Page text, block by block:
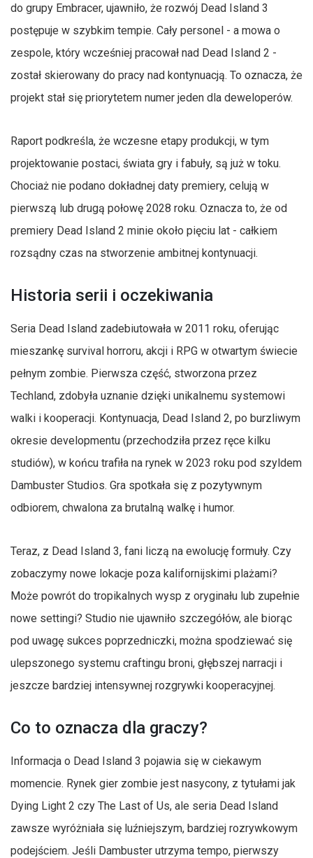
do grupy Embracer, ujawniło, że rozwój Dead Island 3
postępuje w szybkim tempie. Cały personel - a mowa o
zespole, który wcześniej pracował nad Dead Island 2 -
został skierowany do pracy nad kontynuacją. To oznacza, że
projekt stał się priorytetem numer jeden dla deweloperów.
Raport podkreśla, że wczesne etapy produkcji, w tym
projektowanie postaci, świata gry i fabuły, są już w toku.
Chociaż nie podano dokładnej daty premiery, celują w
pierwszą lub drugą połowę 2028 roku. Oznacza to, że od
premiery Dead Island 2 minie około pięciu lat - całkiem
rozsądny czas na stworzenie ambitnej kontynuacji.
Historia serii i oczekiwania
Seria Dead Island zadebiutowała w 2011 roku, oferując
mieszankę survival horroru, akcji i RPG w otwartym świecie
pełnym zombie. Pierwsza część, stworzona przez
Techland, zdobyła uznanie dzięki unikalnemu systemowi
walki i kooperacji. Kontynuacja, Dead Island 2, po burzliwym
okresie developmentu (przechodziła przez ręce kilku
studiów), w końcu trafiła na rynek w 2023 roku pod szyldem
Dambuster Studios. Gra spotkała się z pozytywnym
odbiorem, chwalona za brutalną walkę i humor.
Teraz, z Dead Island 3, fani liczą na ewolucję formuły. Czy
zobaczymy nowe lokacje poza kalifornijskimi plażami?
Może powrót do tropikalnych wysp z oryginału lub zupełnie
nowe settingi? Studio nie ujawniło szczegółów, ale biorąc
pod uwagę sukces poprzedniczki, można spodziewać się
ulepszonego systemu craftingu broni, głębszej narracji i
jeszcze bardziej intensywnej rozgrywki kooperacyjnej.
Co to oznacza dla graczy?
Informacja o Dead Island 3 pojawia się w ciekawym
momencie. Rynek gier zombie jest nasycony, z tytułami jak
Dying Light 2 czy The Last of Us, ale seria Dead Island
zawsze wyróżniała się luźniejszym, bardziej rozrywkowym
podejściem. Jeśli Dambuster utrzyma tempo, pierwszy